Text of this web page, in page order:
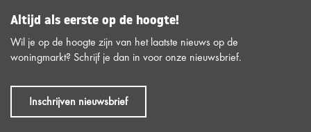
Altijd als eerste op de hoogte!
Wil je op de hoogte zijn van het laatste nieuws op de
woningmarkt? Schrijf je dan in voor onze nieuwsbrief.
Inschrijven nieuwsbrief